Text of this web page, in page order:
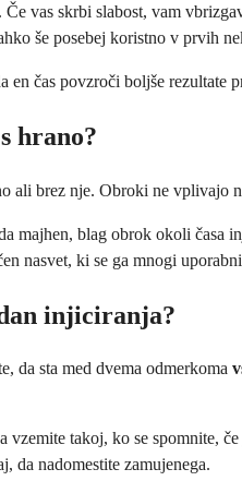
Če vas skrbi slabost, vam
še posebej koristno v prvih
čas povzroči boljše rezultate
hrano?
ali brez nje. Obroki ne vplivajo
majhen, blag obrok okoli časa
nasvet, ki se ga mnogi
injiciranja?
da sta med dvema odmerkoma
vzemite takoj, ko se spomnite,
da nadomestite zamujenega.